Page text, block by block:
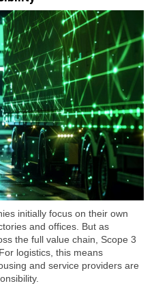
initially focus on their own
and offices. But as
the full value chain, Scope 3
logistics, this means
and service providers are